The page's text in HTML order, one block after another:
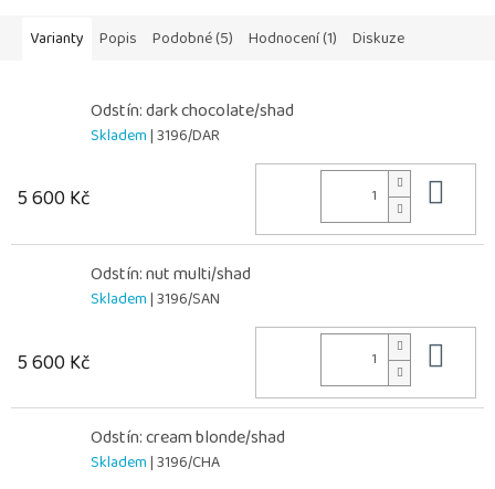
Varianty Popis Podobné (5) Hodnocení (1) Diskuze
Odstín: dark chocolate/shad
Skladem| 3196/DAR
5 600 Kč
Odstín: nut multi/shad
Skladem| 3196/SAN
5 600 Kč
Odstín: cream blonde/shad
Skladem| 3196/CHA